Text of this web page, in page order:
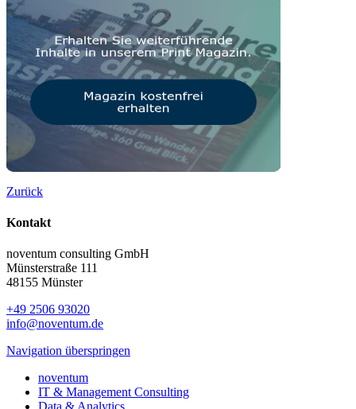
Zurück
Kontakt
noventum consulting GmbH
Münsterstraße 111
48155 Münster
+49 2506 93020
info@noventum.de
Navigation überspringen
noventum
IT & Management Consulting